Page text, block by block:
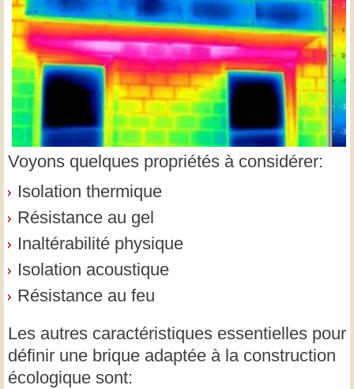
Voyons quelques propriétés à considérer:
Isolation thermique
Résistance au gel
Inaltérabilité physique
Isolation acoustique
Résistance au feu
Les autres caractéristiques essentielles pour
définir une brique adaptée à la construction
écologique sont: